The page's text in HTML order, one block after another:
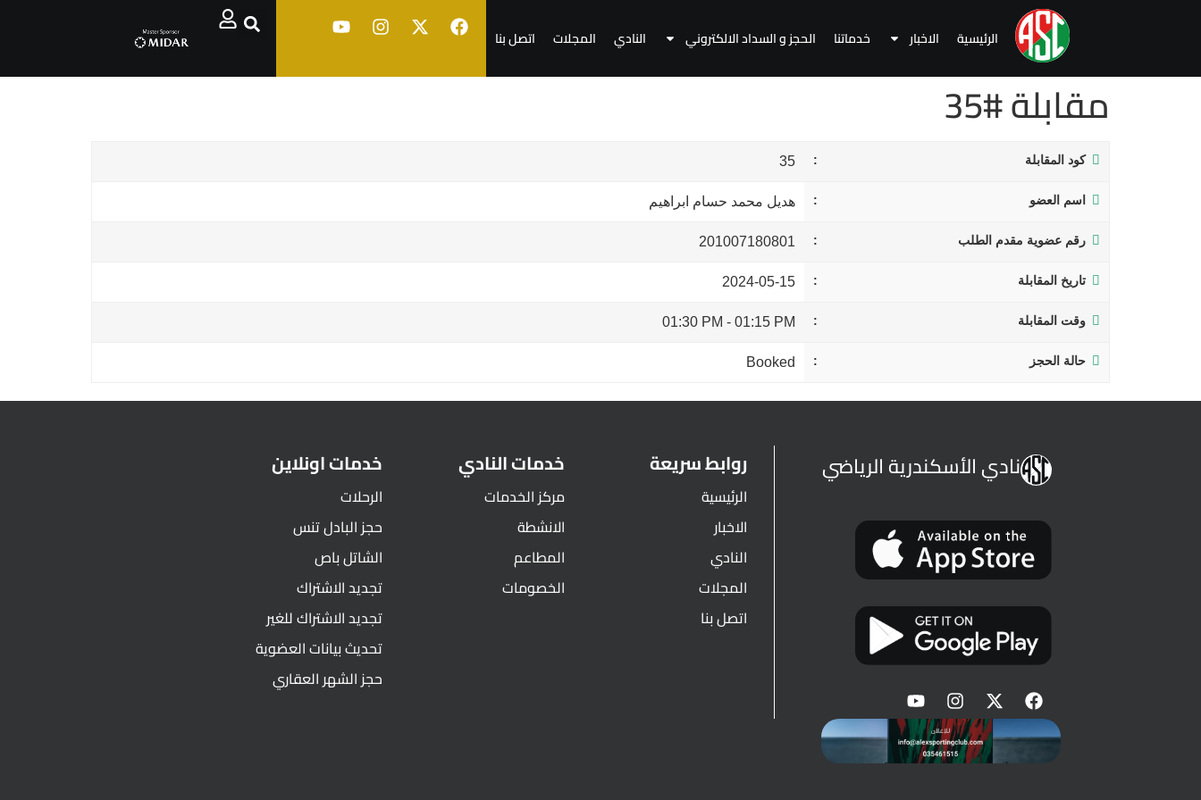
الرئيسية الاخبار خدماتنا الحجز و السداد الالكتروني النادي المجلات اتصل بنا
مقابلة #35
كود المقابلة 35
اسم العضو هديل محمد حسام ابراهيم
رقم عضوية مقدم الطلب 201007180801
تاريخ المقابلة 2024-05-15
وقت المقابلة 01:15 PM
-
01:30 PM
حالة الحجز Booked
نادي الأسكندرية الرياضي روابط سريعة
الرئيسية
الاخبار
النادي
المجلات
اتصل بنا
خدمات النادي
مركز الخدمات
الانشطة
المطاعم
الخصومات
خدمات اونلاين
الرحلات
حجز البادل تنس
الشاتل باص
تجديد الاشتراك
تجديد الاشتراك للغير
تحديث بيانات العضوية
حجز الشهر العقاري